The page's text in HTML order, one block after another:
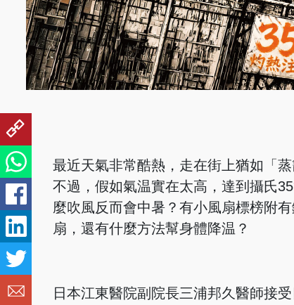
最近天氣非常酷熱，走在街上猶如「
不過，假如氣温實在太高，達到攝氏
麼吹風反而會中暑？有小風扇標榜附
扇，還有什麼方法幫身體降温？
日本江東醫院副院長三浦邦久醫師接